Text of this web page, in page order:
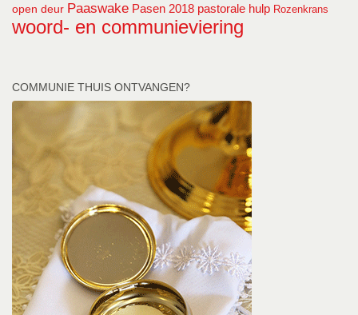
open deur Paaswake Pasen 2018 pastorale hulp Rozenkrans
woord- en communieviering
COMMUNIE THUIS ONTVANGEN?